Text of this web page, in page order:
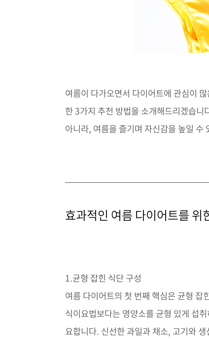
여름이 다가오면서 다이어트에 관심이
한 3가지 추천 방법을 소개해드리겠습
아니라, 여름을 즐기며 자신감을 높일 수
효과적인 여름 다이어트를 위
1.균형 잡힌 식단 구성
여름 다이어트의 첫 번째 핵심은 균형 잡
식이요법보다는 영양소를 균형 있게 섭
요합니다. 신선한 과일과 채소, 고기와